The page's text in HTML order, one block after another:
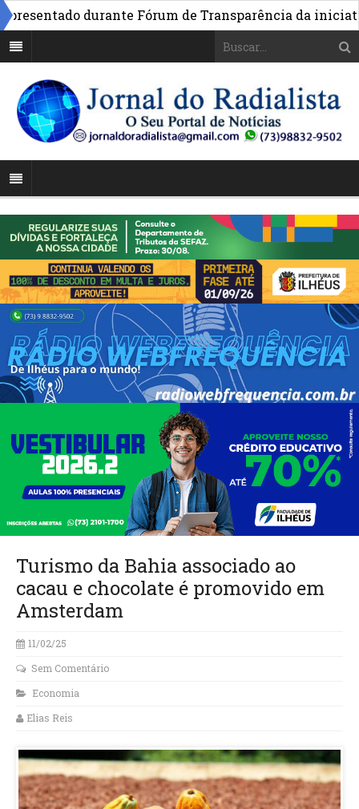
durante Fórum de Transparência da iniciativa
Turismo da Bahia associado ao
cacau e chocolate é promovido em
Amsterdam
11/02/25
Sem Comentário
Economia
Elias Reis